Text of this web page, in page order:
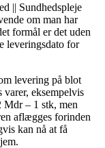
|| Sundhedspleje
om man har
formål er det uden
leveringsdato for
levering på blot
varer, eksempelvis
– 1 stk, men
aflægges forinden
kan nå at få